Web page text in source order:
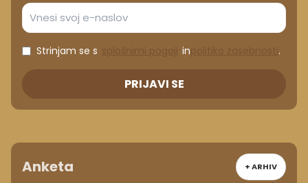
Strinjam se s in .
PRIJAVI SE
Anketa + ARHIV